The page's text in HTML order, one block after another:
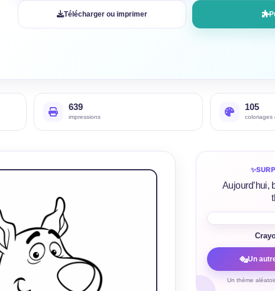
Télécharger ou imprimer
639
impressions
105
coloriages
✨
Aujourd’hui,
Un
Un thème